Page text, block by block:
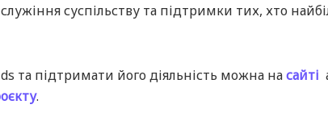
суспільству та підтримки тих, хто
та підтримати його діяльність можна насайті
.